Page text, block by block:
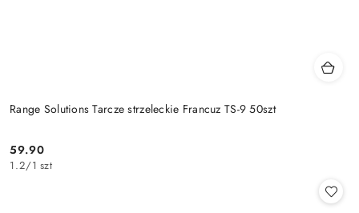
Range Solutions Tarcze strzeleckie Francuz TS-9 50szt
Cena:
59.90
1.2/1 szt